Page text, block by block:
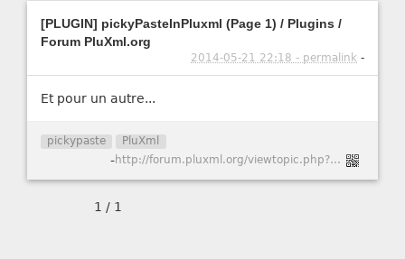
[PLUGIN] pickyPasteInPluxml (Page 1) / Plugins /
Forum PluXml.org
2014-05-21 22:18 - permalink -
Et pour un autre...
pickypaste PluXml
- http://forum.pluxml.org/viewtopic.php?id=4639
1 / 1